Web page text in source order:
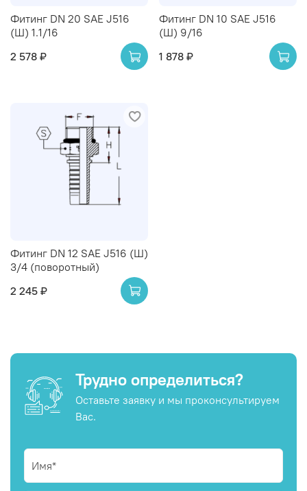
Фитинг DN 20 SAE J516
(Ш) 1.1/16
2 578 ₽
Фитинг DN 10 SAE J516
(Ш) 9/16
1 878 ₽
Фитинг DN 12 SAE J516 (Ш)
3/4 (поворотный)
2 245 ₽
Трудно определиться?
Оставьте заявку и мы проконсультируем
Вас.